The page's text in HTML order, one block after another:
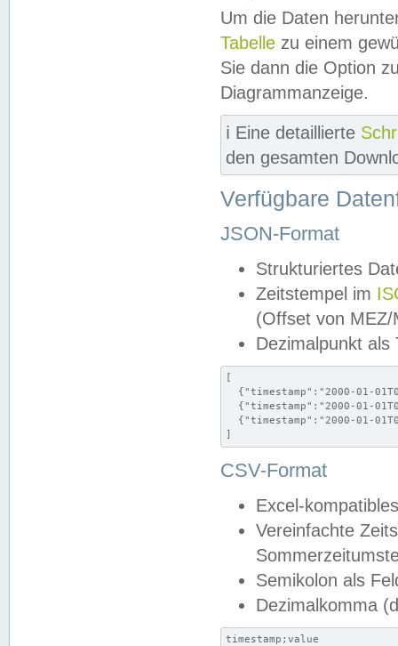
Um die Daten
Tabelle zu einem
Sie dann die Option
Diagrammanzeige.
ℹ️ Eine detaillierte
den gesamten
Verfügbare
JSON-Format
Strukturiertes
Zeitstempel im
(Offset von MEZ/
Dezimalpunkt als
[
{"timestamp":"2000-01-
{"timestamp":"2000-01-
{"timestamp":"2000-01-
]
CSV-Format
Excel-
Vereinfachte
Semikolon als
Dezimalkomma
timestamp;value